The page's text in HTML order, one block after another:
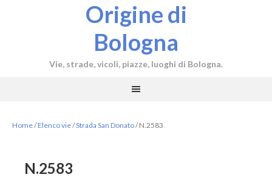
Origine di
Bologna
Vie, strade, vicoli, piazze, luoghi di Bologna.
Home/Elenco vie/Strada San Donato/N.2583
N.2583